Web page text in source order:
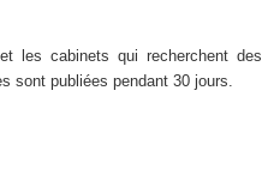
les cabinets qui recherchent des
sont publiées pendant 30 jours.